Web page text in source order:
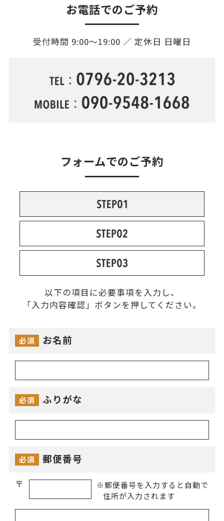
お電話でのご予約
受付時間 9:00〜19:00 ／ 定休日 日曜日
フォームでのご予約
以下の項目に必要事項を入力し、
「入力内容確認」ボタンを押してください。
必須 お名前
必須 ふりがな
必須 郵便番号
〒
※郵便番号を入力すると自動で
住所が入力されます